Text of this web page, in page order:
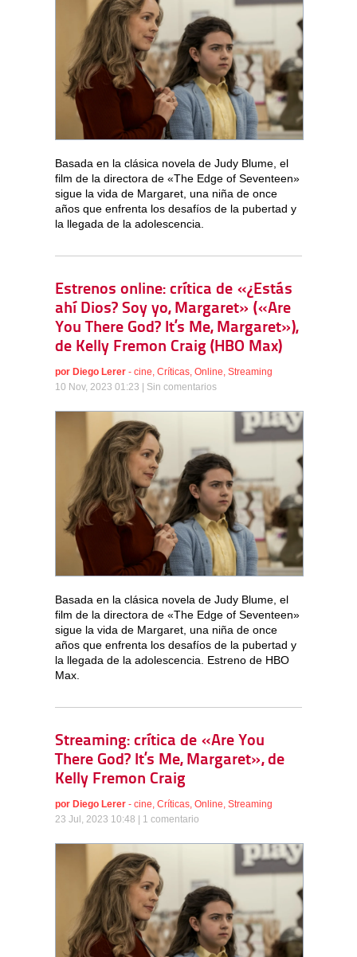
Basada en la clásica novela de Judy Blume, el
film de la directora de «The Edge of Seventeen»
sigue la vida de Margaret, una niña de once
años que enfrenta los desafíos de la pubertad y
la llegada de la adolescencia.
Estrenos online: crítica de «¿Estás
ahí Dios? Soy yo, Margaret» («Are
You There God? It’s Me, Margaret»),
de Kelly Fremon Craig (HBO Max)
por Diego Lerer - cine Críticas Online Streaming
10 Nov, 2023 01:23 | Sin comentarios
Basada en la clásica novela de Judy Blume, el
film de la directora de «The Edge of Seventeen»
sigue la vida de Margaret, una niña de once
años que enfrenta los desafíos de la pubertad y
la llegada de la adolescencia. Estreno de HBO
Max.
Streaming: crítica de «Are You
There God? It’s Me, Margaret», de
Kelly Fremon Craig
por Diego Lerer - cine, Críticas, Online, Streaming
23 Jul, 2023 10:48 | 1 comentario